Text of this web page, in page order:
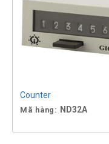
Counter
Mã hàng: ND32A